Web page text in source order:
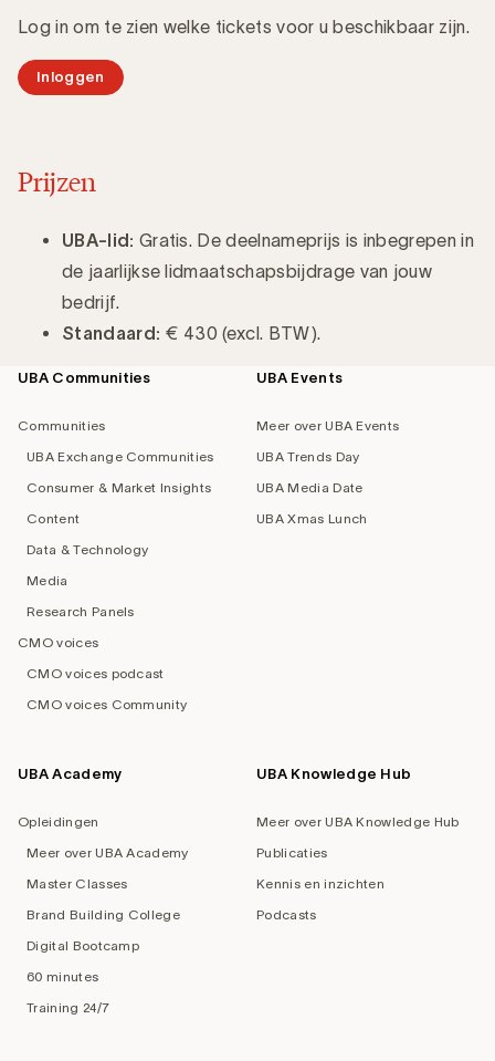
Log in om te zien welke tickets voor u beschikbaar zijn.
Inloggen
Prijzen
UBA-lid: Gratis. De deelnameprijs is inbegrepen in
de jaarlijkse lidmaatschapsbijdrage van jouw
bedrijf.
Standaard: € 430 (excl. BTW).
Footer
UBA Communities
Communities
UBA Exchange Communities
Consumer & Market Insights
Content
Data & Technology
Media
Research Panels
CMO voices
CMO voices podcast
CMO voices Community
UBA Events
Meer over UBA Events
UBA Trends Day
UBA Media Date
UBA Xmas Lunch
UBA Academy
Opleidingen
Meer over UBA Academy
Master Classes
Brand Building College
Digital Bootcamp
60 minutes
Training 24/7
UBA Knowledge Hub
Meer over UBA Knowledge Hub
Publicaties
Kennis en inzichten
Podcasts